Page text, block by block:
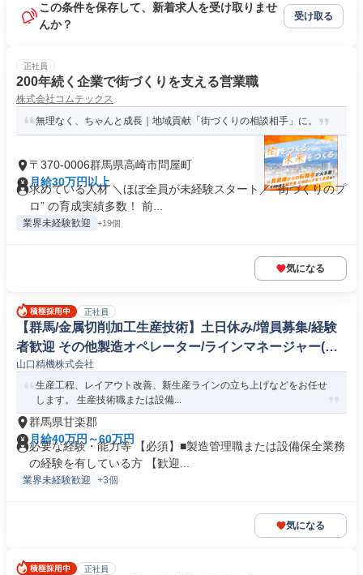
この条件を保存して、新着求人を受け取りませ
んか？
受け取る
正社員
200年続く企業で街づくりを支える営業職
株式会社コムテックス
無理なく、ちゃんと成長｜地域貢献「街づくりの相談相手」に。
〒370-0006群馬県高崎市問屋町
月給30万円以上
求めている人材 ＼ほぼ全員が未経験スタート／ “街づくりのプ
ロ” の育成実績多数！ 前...
業界未経験歓迎 +19個
気になる
正社員
【群馬/金属切削加工生産技術】土日休み/増員募集/経験
者歓迎 その他製造オペレーター/ラインマネージャー(機
械/電気/電子製品専門職)
山口精機株式会社
生産工程、レイアウト改善、新生産ラインの立ち上げなどをお任せ
します。 生産技術職または設備...
群馬県甘楽郡
月給40万円～60万円
必要な経験・能力等 【必須】■製造管理職または設備保全業務
の経験を有している方 【歓迎...
業界未経験歓迎 +3個
気になる
正社員